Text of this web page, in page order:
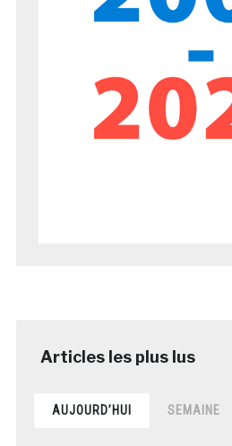
AUJOURD’HUI SEMAINE